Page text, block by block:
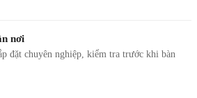
nơi
đặt chuyên nghiệp, kiểm tra trước khi bàn